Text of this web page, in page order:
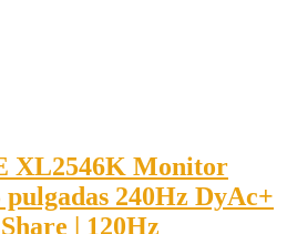
XL2546K Monitor
pulgadas 240Hz DyAc+
| 120Hz